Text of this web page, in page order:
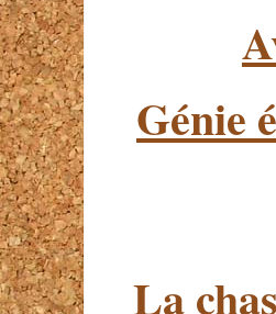
Génie
La